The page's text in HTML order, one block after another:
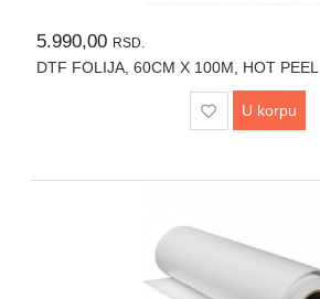
5.990,00 RSD.
DTF FOLIJA, 60CM X 100M, HOT PEEL
U korpu